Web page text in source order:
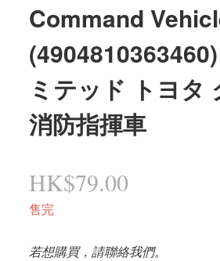
Command
ミテッド トヨタ
消防指揮車
HK$79.00
售完
若想購買，請聯絡我們。